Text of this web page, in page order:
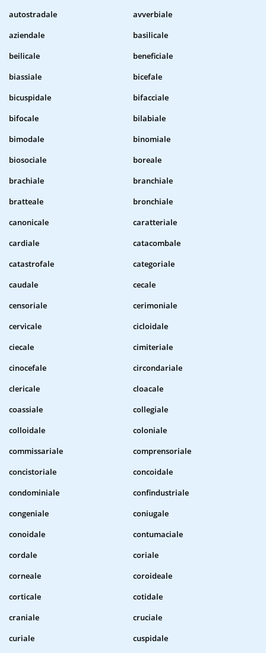
autostradale
avverbiale
aziendale
basilicale
beilicale
beneficiale
biassiale
bicefale
bicuspidale
bifacciale
bifocale
bilabiale
bimodale
binomiale
biosociale
boreale
brachiale
branchiale
bratteale
bronchiale
canonicale
caratteriale
cardiale
catacombale
catastrofale
categoriale
caudale
cecale
censoriale
cerimoniale
cervicale
cicloidale
ciecale
cimiteriale
cinocefale
circondariale
clericale
cloacale
coassiale
collegiale
colloidale
coloniale
commissariale
comprensoriale
concistoriale
concoidale
condominiale
confindustriale
congeniale
coniugale
conoidale
contumaciale
cordale
coriale
corneale
coroideale
corticale
cotidale
craniale
cruciale
curiale
cuspidale